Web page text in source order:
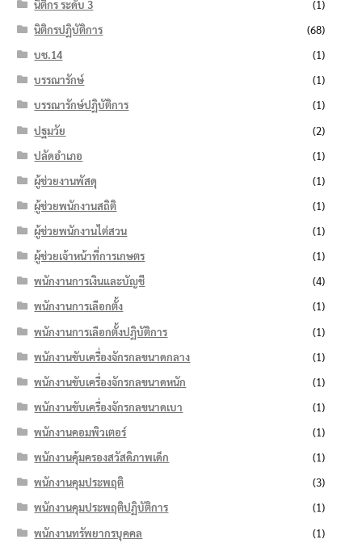
นิติกร ระดับ 3
(1)
นิติกรปฏิบัติการ
(68)
บช.14
(1)
บรรณารักษ์
(1)
บรรณารักษ์ปฏิบัติการ
(1)
ปฐมวัย
(2)
ปลัดอำเภอ
(1)
ผู้ช่วยงานพัสดุ
(1)
ผู้ช่วยพนักงานสถิติ
(1)
ผู้ช่วยพนักงานไต่สวน
(1)
ผู้ช่วยเจ้าหน้าที่การเกษตร
(1)
พนักงานการเงินและบัญชี
(4)
พนักงานการเลือกตั้ง
(1)
พนักงานการเลือกตั้งปฏิบัติการ
(1)
พนักงานขับเครื่องจักรกลขนาดกลาง
(1)
พนักงานขับเครื่องจักรกลขนาดหนัก
(1)
พนักงานขับเครื่องจักรกลขนาดเบา
(1)
พนักงานคอมพิวเตอร์
(1)
พนักงานคุ้มครองสวัสดิภาพเด็ก
(1)
พนักงานคุมประพฤติ
(3)
พนักงานคุมประพฤติปฏิบัติการ
(1)
พนักงานทรัพยากรบุคคล
(1)